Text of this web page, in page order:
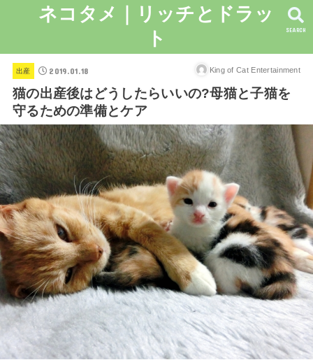
ネコタメ｜リッチとドラッ
ト
SEARCH
出産 2019.01.18 King of Cat Entertainment
猫の出産後はどうしたらいいの?母猫と子猫を
守るための準備とケア